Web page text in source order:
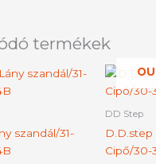
termékek
szandál/31-
Ennek
több
DD Step
Cipő/30-